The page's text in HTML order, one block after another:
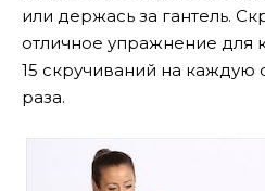
или держась за гантель.
отличное упражнение для
15 скручиваний на каждую
раза.